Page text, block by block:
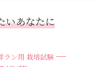
いあなたに
ラン用 栽培試験